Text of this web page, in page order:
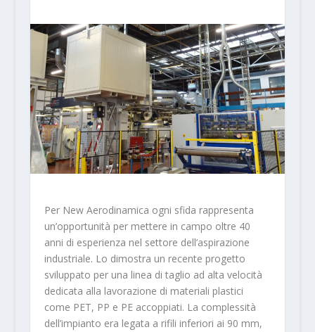
Per New Aerodinamica ogni sfida rappresenta
un’opportunità per mettere in campo oltre 40
anni di esperienza nel settore dell’aspirazione
industriale. Lo dimostra un recente progetto
sviluppato per una linea di taglio ad alta velocità
dedicata alla lavorazione di materiali plastici
come PET, PP e PE accoppiati. La complessità
dell’impianto era legata a rifili inferiori ai 90 mm,